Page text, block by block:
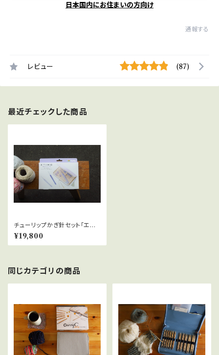
日本国内にお住まいの方向け
通報する
レビュー (87)
最近チェックした商品
チューリップかぎ針セット「エティ
モムラサキ」
¥19,800
同じカテゴリの商品